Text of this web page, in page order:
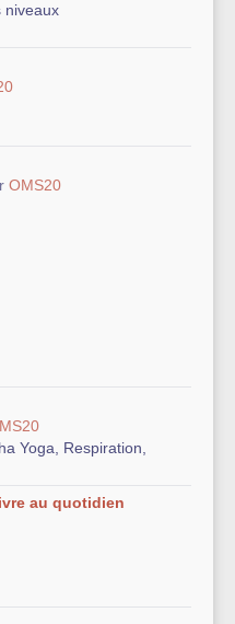
niveaux
OMS20
Yoga, Respiration,
au quotidien